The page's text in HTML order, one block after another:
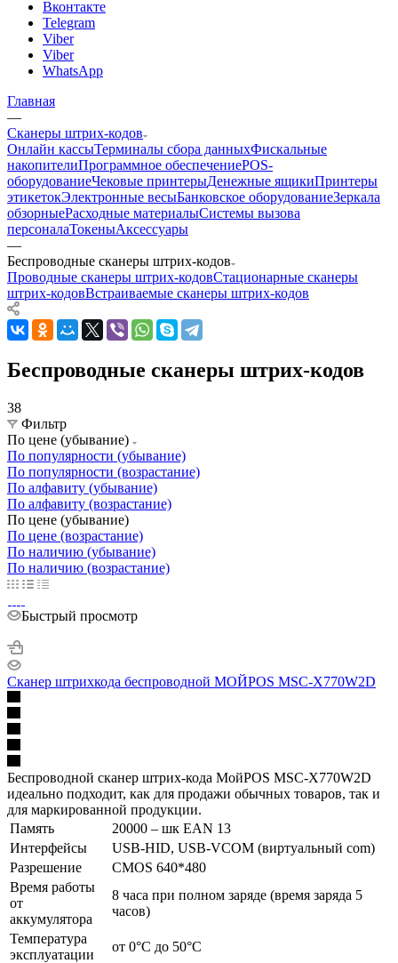
Вконтакте
Telegram
Viber
Viber
WhatsApp
Главная
—
Сканеры штрих-кодов
Онлайн кассыТерминалы сбора данныхФискальные
накопителиПрограммное обеспечениеPOS-
оборудованиеЧековые принтерыДенежные ящикиПринтеры
этикетокЭлектронные весыБанковское оборудованиеЗеркала
обзорныеРасходные материалыСистемы вызова
персоналаТокеныАксессуары
—
Беспроводные сканеры штрих-кодов
Проводные сканеры штрих-кодовСтационарные сканеры
штрих-кодовВстраиваемые сканеры штрих-кодов
Беспроводные сканеры штрих-кодов
38
Фильтр
По цене (убывание)
По популярности (убывание)
По популярности (возрастание)
По алфавиту (убывание)
По алфавиту (возрастание)
По цене (убывание)
По цене (возрастание)
По наличию (убывание)
По наличию (возрастание)
Быстрый просмотр
Сканер штрихкода беспроводной МОЙPOS MSC-X770W2D
Беспроводной сканер штрих-кода МойPOS MSC-X770W2D
идеально подходит, как для продажи обычных товаров, так и
для маркированной продукции.
Память
20000 – шк EAN 13
Интерфейсы
USB-HID, USB-VCOM (виртуальный com)
Разрешение
CMOS 640*480
Время работы
от
аккумулятора
8 часа при полном заряде (время заряда 5
часов)
Температура
эксплуатации
от 0°C до 50°C